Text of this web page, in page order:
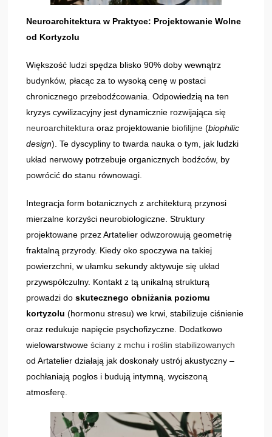
Neuroarchitektura w Praktyce: Projektowanie Wolne
od Kortyzolu
Większość ludzi spędza blisko 90% doby wewnątrz
budynków, płacąc za to wysoką cenę w postaci
chronicznego przebodźcowania. Odpowiedzią na ten
kryzys cywilizacyjny jest dynamicznie rozwijająca się
neuroarchitektura oraz projektowanie biofilijne (biophilic
design). Te dyscypliny to twarda nauka o tym, jak ludzki
układ nerwowy potrzebuje organicznych bodźców, by
powrócić do stanu równowagi.
Integracja form botanicznych z architekturą przynosi
mierzalne korzyści neurobiologiczne. Struktury
projektowane przez Artatelier odwzorowują geometrię
fraktalną przyrody. Kiedy oko spoczywa na takiej
powierzchni, w ułamku sekundy aktywuje się układ
przywspółczulny. Kontakt z tą unikalną strukturą
prowadzi doskutecznego obniżania poziomu
kortyzolu (hormonu stresu) we krwi, stabilizuje ciśnienie
oraz redukuje napięcie psychofizyczne. Dodatkowo
wielowarstwoweściany z mchu i roślin stabilizowanych
od Artatelier działają jak doskonały ustrój akustyczny –
pochłaniają pogłos i budują intymną, wyciszoną
atmosferę.